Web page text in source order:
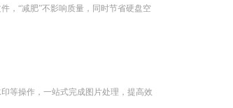
，“减肥”不影响质量，同时节省硬盘空
等操作，一站式完成图片处理，提高效